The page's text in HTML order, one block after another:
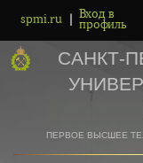
spmi.ru
Вход в
профиль
САНКТ-
ПЕРВОЕ ВЫСШЕЕ